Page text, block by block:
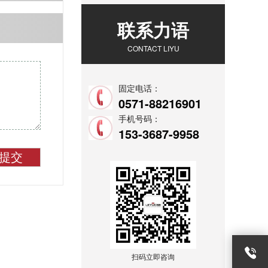
交
联系力语
CONTACT LIYU
固定电话：
0571-88216901
手机号码：
153-3687-9958
扫码立即咨询